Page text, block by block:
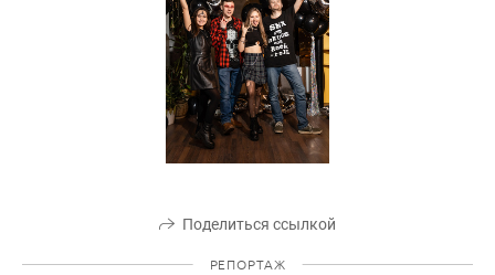
Поделиться ссылкой
РЕПОРТАЖ